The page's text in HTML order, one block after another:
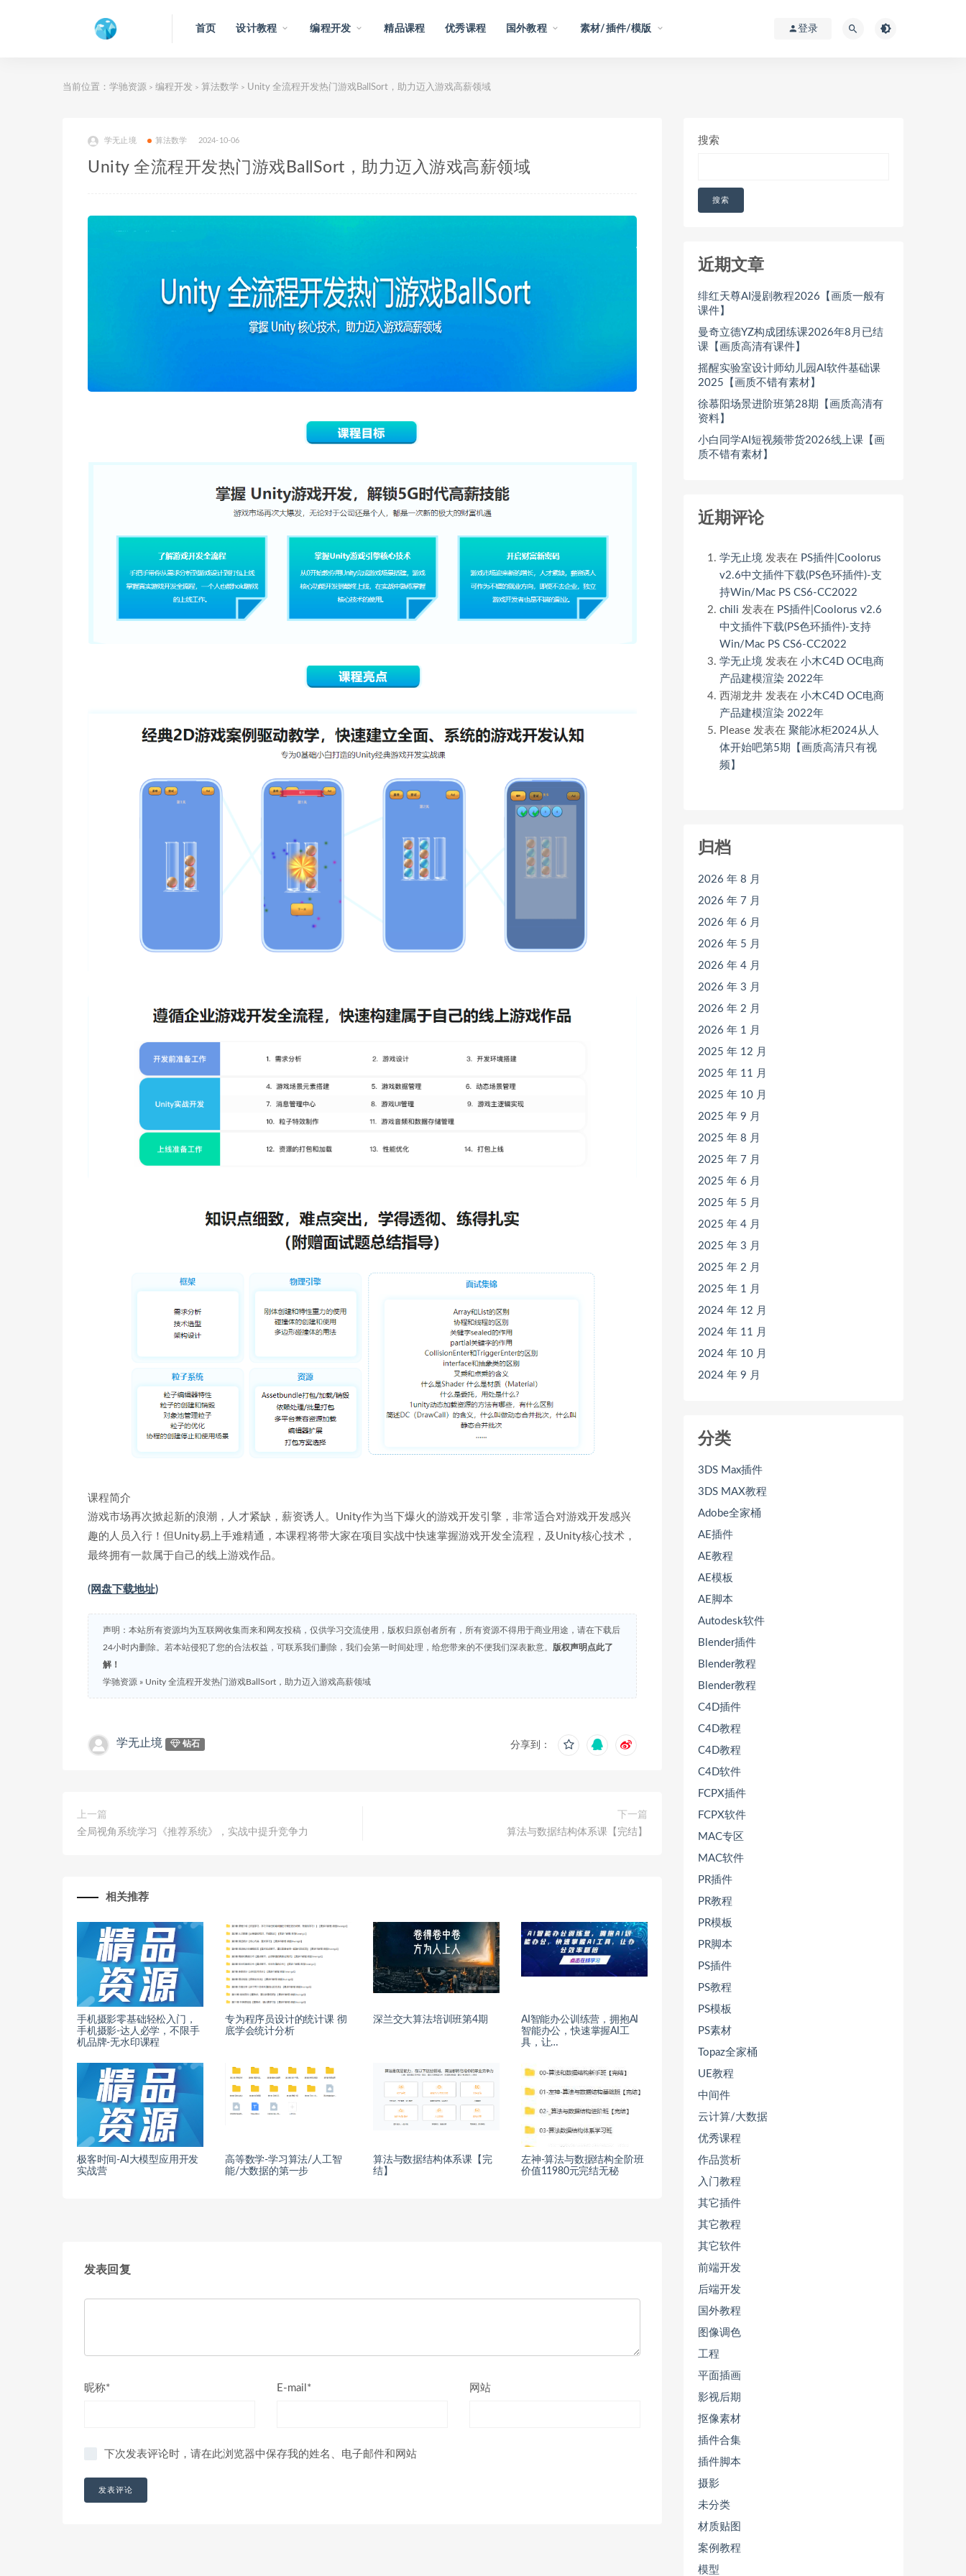
首页 设计教程 编程开发 精品课程 优秀课程 国外教程 素材/插件/模版 登录
当前位置： 学驰资源 > 编程开发 > 算法数学 > Unity 全流程开发热门游戏BallSort，助力迈入游戏高薪领域
学无止境 算法数学 2024-10-06
Unity 全流程开发热门游戏BallSort，助力迈入游戏高薪领域
课程简介
游戏市场再次掀起新的浪潮，人才紧缺，薪资诱人。Unity作为当下爆火的游戏开发引擎，非常适合对游戏开发感兴
趣的人员入行！但Unity易上手难精通，本课程将带大家在项目实战中快速掌握游戏开发全流程，及Unity核心技术，
最终拥有一款属于自己的线上游戏作品。
(网盘下载地址)
声明：本站所有资源均为互联网收集而来和网友投稿，仅供学习交流使用，版权归原创者所有，所有资源不得用于商业用途，请在下载后
24小时内删除。若本站侵犯了您的合法权益，可联系我们删除，我们会第一时间处理，给您带来的不便我们深表歉意。 版权声明点此了
解！
学驰资源 » Unity 全流程开发热门游戏BallSort，助力迈入游戏高薪领域
学无止境 钻石 分享到：
上一篇
全局视角系统学习《推荐系统》，实战中提升竞争力
下一篇
算法与数据结构体系课【完结】
相关推荐
手机摄影零基础轻松入门，
手机摄影-达人必学，不限手
机品牌-无水印课程
专为程序员设计的统计课 彻
底学会统计分析
深兰交大算法培训班第4期
AI智能办公训练营，拥抱AI
智能办公，快速掌握AI工
具，让…
极客时间-AI大模型应用开发
实战营
高等数学-学习算法/人工智
能/大数据的第一步
算法与数据结构体系课【完
结】
左神-算法与数据结构全阶班
价值11980元完结无秘
发表回复
昵称* E-mail* 网站
下次发表评论时，请在此浏览器中保存我的姓名、电子邮件和网站
搜索
搜索
近期文章
绯红天尊AI漫剧教程2026【画质一般有
课件】
曼奇立德YZ构成团练课2026年8月已结
课【画质高清有课件】
摇醒实验室设计师幼儿园AI软件基础课
2025【画质不错有素材】
徐慕阳场景进阶班第28期【画质高清有
资料】
小白同学AI短视频带货2026线上课【画
质不错有素材】
近期评论
学无止境 发表在 PS插件|Coolorus
v2.6中文插件下载(PS色环插件)-支
持Win/Mac PS CS6-CC2022
chili 发表在 PS插件|Coolorus v2.6
中文插件下载(PS色环插件)-支持
Win/Mac PS CS6-CC2022
学无止境 发表在 小木C4D OC电商
产品建模渲染 2022年
西湖龙井 发表在 小木C4D OC电商
产品建模渲染 2022年
Please 发表在 聚能冰柜2024从人
体开始吧第5期【画质高清只有视
频】
归档
2026 年 8 月
2026 年 7 月
2026 年 6 月
2026 年 5 月
2026 年 4 月
2026 年 3 月
2026 年 2 月
2026 年 1 月
2025 年 12 月
2025 年 11 月
2025 年 10 月
2025 年 9 月
2025 年 8 月
2025 年 7 月
2025 年 6 月
2025 年 5 月
2025 年 4 月
2025 年 3 月
2025 年 2 月
2025 年 1 月
2024 年 12 月
2024 年 11 月
2024 年 10 月
2024 年 9 月
分类
3DS Max插件
3DS MAX教程
Adobe全家桶
AE插件
AE教程
AE模板
AE脚本
Autodesk软件
Blender插件
Blender教程
Blender教程
C4D插件
C4D教程
C4D教程
C4D软件
FCPX插件
FCPX软件
MAC专区
MAC软件
PR插件
PR教程
PR模板
PR脚本
PS插件
PS教程
PS模板
PS素材
Topaz全家桶
UE教程
中间件
云计算/大数据
优秀课程
作品赏析
入门教程
其它插件
其它教程
其它软件
前端开发
后端开发
国外教程
图像调色
工程
平面插画
影视后期
抠像素材
插件合集
插件脚本
摄影
未分类
材质贴图
案例教程
模型